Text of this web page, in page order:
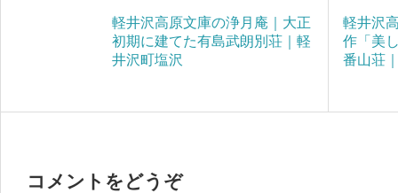
軽井沢高原文庫の浄月庵｜大正
初期に建てた有島武朗別荘｜軽
井沢町塩沢
軽井沢
作「美
番山荘
コメントをどうぞ